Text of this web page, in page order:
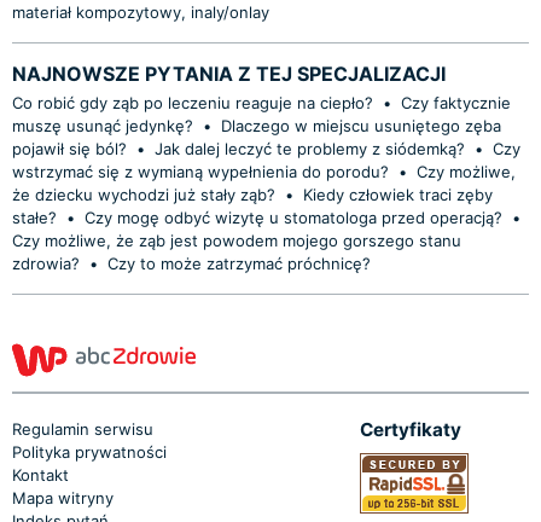
materiał kompozytowy, inaly/onlay
NAJNOWSZE PYTANIA Z TEJ SPECJALIZACJI
Co robić gdy ząb po leczeniu reaguje na ciepło? • Czy faktycznie
muszę usunąć jedynkę?
•
Dlaczego w miejscu usuniętego zęba
pojawił się ból?
• Jak dalej leczyć te problemy z siódemką? • Czy
wstrzymać się z wymianą wypełnienia do porodu?
• Czy możliwe,
że dziecku wychodzi już stały ząb?
•
Kiedy człowiek traci zęby
stałe?
• Czy mogę odbyć wizytę u stomatologa przed operacją?
•
Czy możliwe, że ząb jest powodem mojego gorszego stanu
zdrowia?
• Czy to może zatrzymać próchnicę?
Regulamin serwisu
Polityka prywatności
Kontakt
Mapa witryny
Certyfikaty